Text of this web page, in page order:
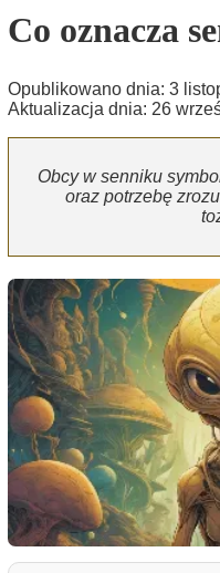
Co oznacza
Opublikowano dnia: 3
Aktualizacja dnia: 26
Obcy w senniku
oraz potrzebę